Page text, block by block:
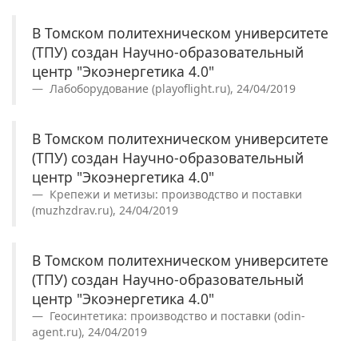
В Томском политехническом университете
(ТПУ) создан Научно-образовательный
центр "Экоэнергетика 4.0"
Лабоборудование (playoflight.ru), 24/04/2019
В Томском политехническом университете
(ТПУ) создан Научно-образовательный
центр "Экоэнергетика 4.0"
Крепежи и метизы: производство и поставки
(muzhzdrav.ru), 24/04/2019
В Томском политехническом университете
(ТПУ) создан Научно-образовательный
центр "Экоэнергетика 4.0"
Геосинтетика: производство и поставки (odin-
agent.ru), 24/04/2019